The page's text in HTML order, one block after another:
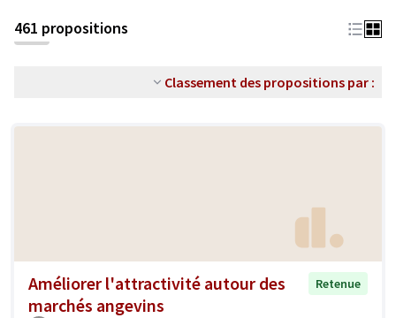
461 propositions
Classement des propositions par :
Améliorer l'attractivité autour des
marchés angevins
Retenue